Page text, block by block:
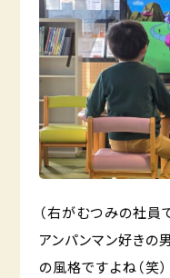
（右がむつみの社員
アンパンマン好きの
の風格ですよね（笑）